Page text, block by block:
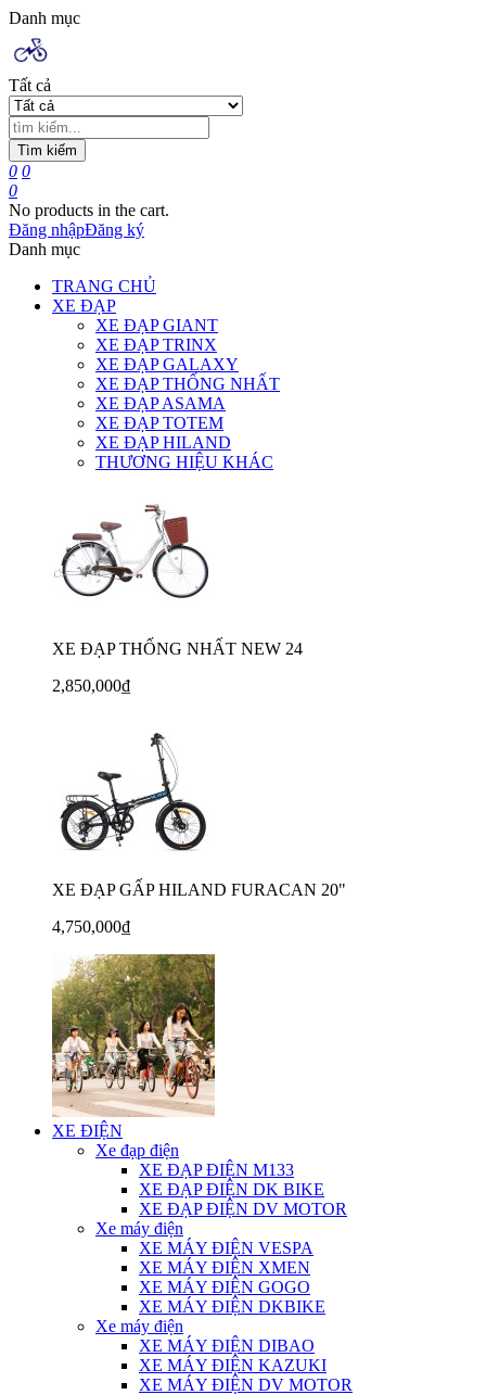
Danh mục
Tất cả
Tìm kiếm
0 0
0
No products in the cart.
Đăng nhậpĐăng ký
Danh mục
TRANG CHỦ
XE ĐẠP
XE ĐẠP GIANT
XE ĐẠP TRINX
XE ĐẠP GALAXY
XE ĐẠP THỐNG NHẤT
XE ĐẠP ASAMA
XE ĐẠP TOTEM
XE ĐẠP HILAND
THƯƠNG HIỆU KHÁC
XE ĐẠP THỐNG NHẤT NEW 24
2,850,000₫
XE ĐẠP GẤP HILAND FURACAN 20"
4,750,000₫
XE ĐIỆN
Xe đạp điện
XE ĐẠP ĐIỆN M133
XE ĐẠP ĐIỆN DK BIKE
XE ĐẠP ĐIỆN DV MOTOR
Xe máy điện
XE MÁY ĐIỆN VESPA
XE MÁY ĐIỆN XMEN
XE MÁY ĐIỆN GOGO
XE MÁY ĐIỆN DKBIKE
Xe máy điện
XE MÁY ĐIỆN DIBAO
XE MÁY ĐIỆN KAZUKI
XE MÁY ĐIỆN DV MOTOR